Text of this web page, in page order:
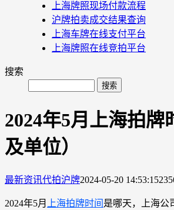
上海牌照现场付款流程
沪牌拍卖成交结果查询
上海车牌在线支付平台
上海牌照在线竞拍平台
搜索
2024年5月上海拍牌
及单位）
最新资讯代拍沪牌2024-05-20 14:53:15
2024年5月 上海拍牌时间 是哪天，上海公